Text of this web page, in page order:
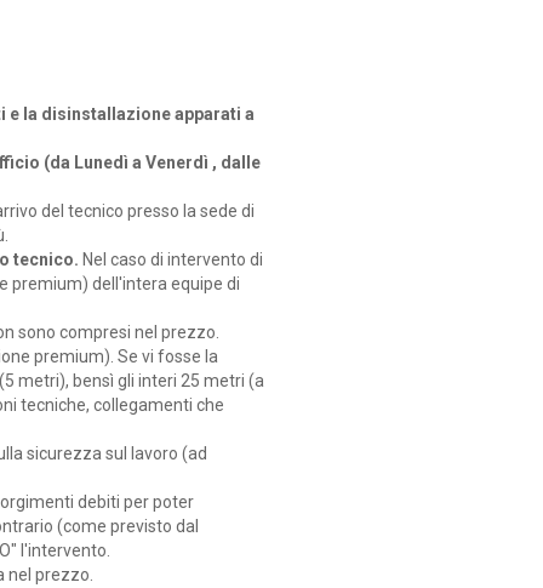
e la disinstallazione apparati a
(da Lunedì a Venerdì , dalle
del tecnico presso la sede di
tecnico. Nel caso di intervento di
premium) dell'intera equipe di
sono compresi nel prezzo.
premium). Se vi fosse la
metri), bensì gli interi 25 metri (a
tecniche, collegamenti che
sicurezza sul lavoro (ad
debiti per poter
(come previsto dal
l'intervento.
nel prezzo.